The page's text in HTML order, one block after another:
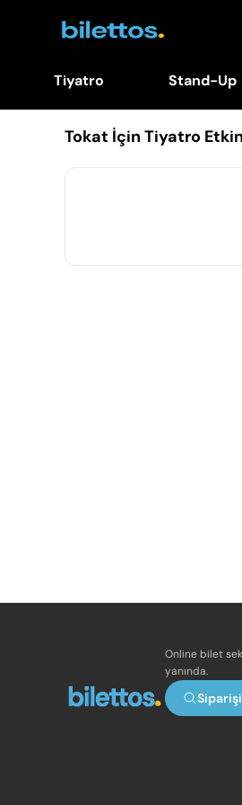
Tiyatro Stand-Up
Tokat İçin Tiyatro
Online bilet
yanında.